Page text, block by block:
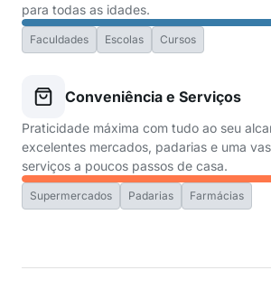
para todas as idades.
Faculdades Escolas Cursos
Conveniência e Serviços
Praticidade máxima com tudo ao seu
excelentes mercados, padarias e uma
serviços a poucos passos de casa.
Supermercados Padarias Farmácias